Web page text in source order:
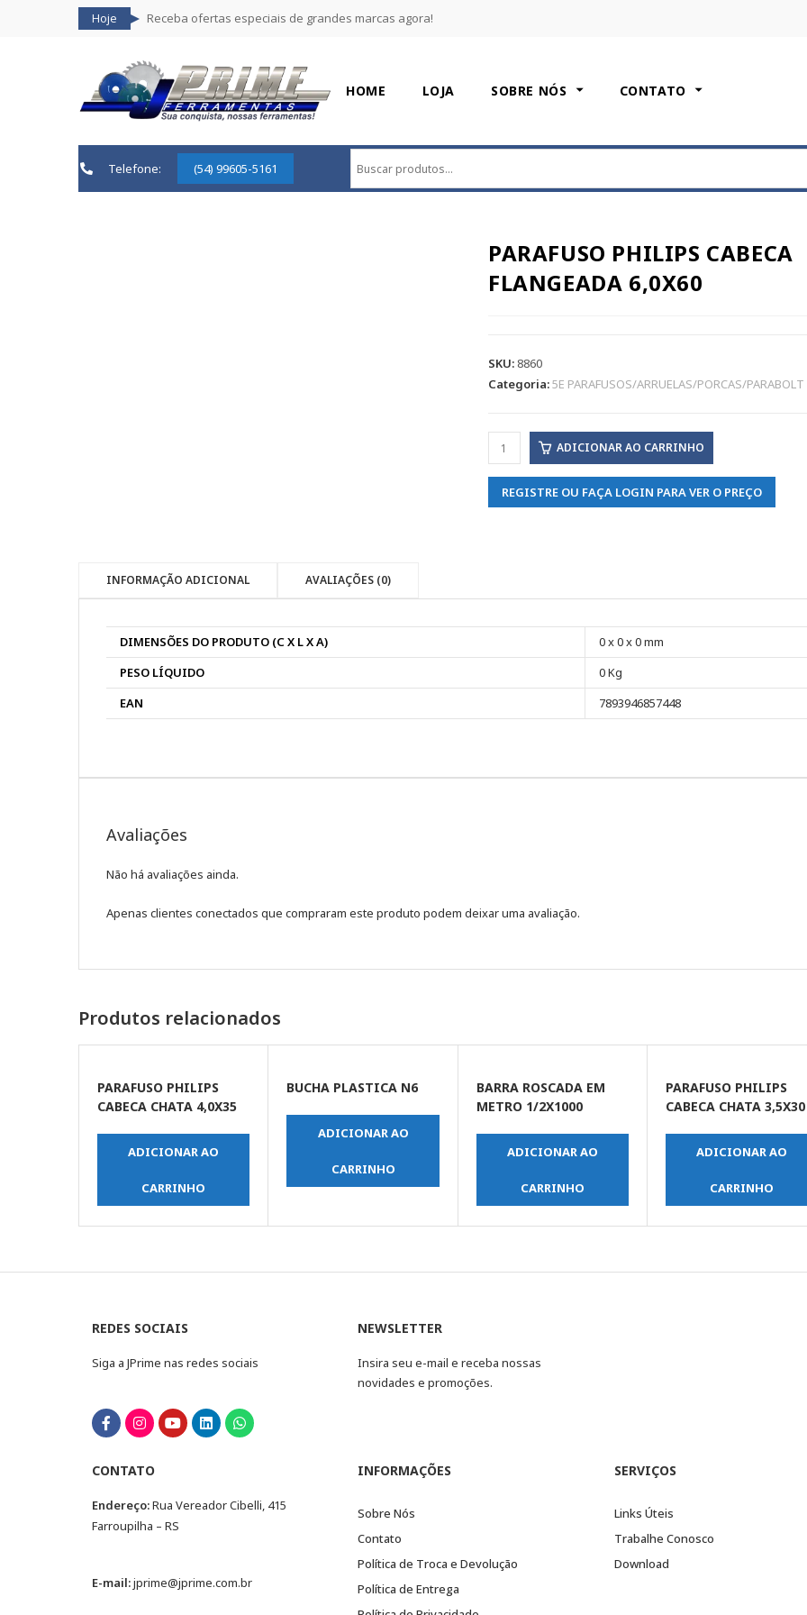
Hoje Receba ofertas especiais de grandes marcas agora!
HOME LOJA SOBRE NÓS CONTATO
Telefone: (54) 99605-5161
PARAFUSO PHILIPS CABECA
FLANGEADA 6,0X60
SKU: 8860
Categoria:5E PARAFUSOS/ARRUELAS/PORCAS/PARABOLT
ADICIONAR AO CARRINHO
REGISTRE OU FAÇA LOGIN PARA VER O PREÇO
INFORMAÇÃO ADICIONAL AVALIAÇÕES (0)
DIMENSÕES DO PRODUTO (C X L X A)
0 x 0 x 0 mm
PESO LÍQUIDO
0 Kg
EAN
7893946857448
Avaliações
Não há avaliações ainda.
Apenas clientes conectados que compraram este produto podem deixar uma avaliação.
Produtos relacionados
PARAFUSO PHILIPS
CABECA CHATA 4,0X35
ADICIONAR AO
CARRINHO
BUCHA PLASTICA N6
ADICIONAR AO
CARRINHO
BARRA ROSCADA EM
METRO 1/2X1000
ADICIONAR AO
CARRINHO
PARAFUSO PHILIPS
CABECA CHATA 3,5X30
ADICIONAR AO
CARRINHO
REDES SOCIAIS
Siga a JPrime nas redes sociais
NEWSLETTER
Insira seu e-mail e receba nossas
novidades e promoções.
CONTATO
Endereço:Rua Vereador Cibelli, 415
Farroupilha – RS
E-mail:jprime@jprime.com.br
INFORMAÇÕES
Sobre Nós
Contato
Política de Troca e Devolução
Política de Entrega
SERVIÇOS
Links Úteis
Trabalhe Conosco
Download